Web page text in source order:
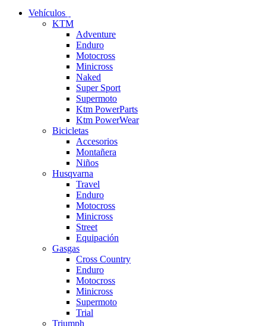
Vehículos
KTM
Adventure
Enduro
Motocross
Minicross
Naked
Super Sport
Supermoto
Ktm PowerParts
Ktm PowerWear
Bicicletas
Accesorios
Montañera
Niños
Husqvarna
Travel
Enduro
Motocross
Minicross
Street
Equipación
Gasgas
Cross Country
Enduro
Motocross
Minicross
Supermoto
Trial
Triumph